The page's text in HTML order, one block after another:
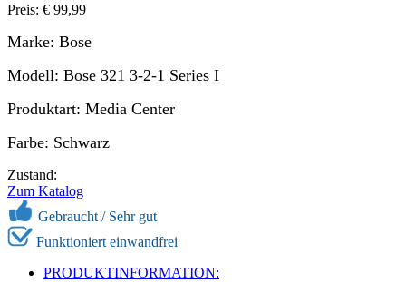
Preis: € 99,99
Marke: Bose
Modell: Bose 321 3-2-1 Series I
Produktart: Media Center
Farbe: Schwarz
Zustand:
Zum Katalog
Gebraucht / Sehr gut
Funktioniert einwandfrei
PRODUKTINFORMATION: